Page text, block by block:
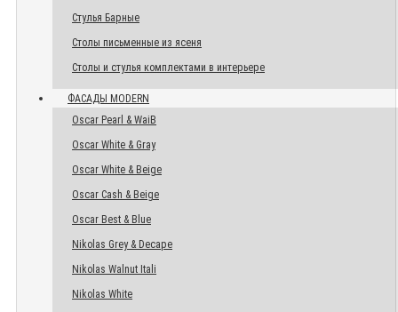
Стулья Барные
Столы письменные из ясеня
Столы и стулья комплектами в интерьере
ФАСАДЫ MODERN
Oscar Pearl & WaiB
Oscar White & Gray
Oscar White & Beige
Oscar Cash & Beige
Oscar Best & Blue
Nikolas Grey & Decape
Nikolas Walnut Itali
Nikolas White